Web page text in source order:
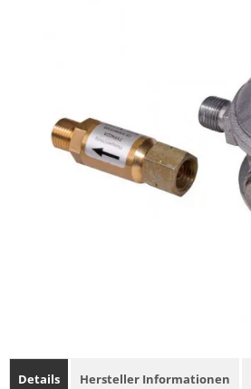
Details Hersteller Informationen